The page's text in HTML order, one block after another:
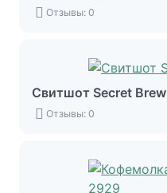
Отзывы: 0
Свитшот Secret Brew
Отзывы: 0